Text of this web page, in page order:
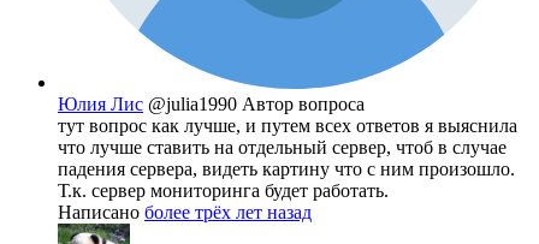
Юлия Лис @julia1990 Автор вопроса
тут вопрос как лучше, и путем всех ответов я выяснила
что лучше ставить на отдельный сервер, чтоб в случае
падения сервера, видеть картину что с ним произошло.
Т.к. сервер мониторинга будет работать.
Написано более трёх лет назад